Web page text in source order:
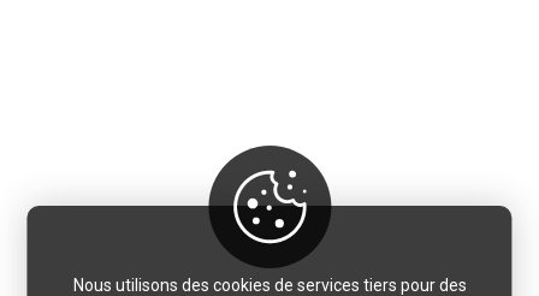
Nous utilisons des cookies de services tiers pour des